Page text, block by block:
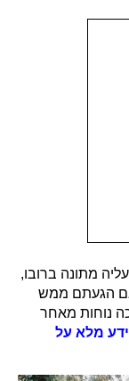
מתונה ברובו,
אם הגעתם ממש
נוחות מאחר
מלא על